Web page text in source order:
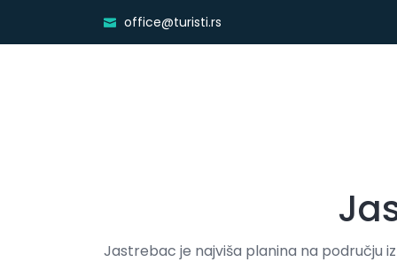
office@turisti.rs
Jastrebac je najviša planina na području